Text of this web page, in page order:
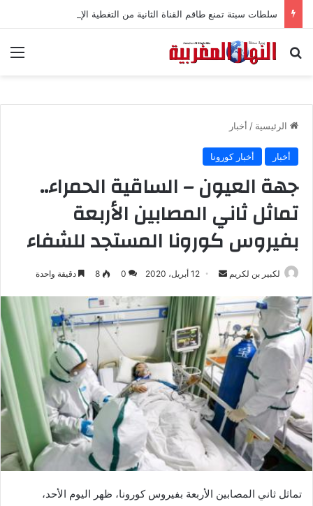
سلطات سبتة تمنع طاقم القناة الثانية من التغطية الإعلامية
بحث عن
الرئيسية / أخبار
أخبار أخبار كورونا
جهة العيون – الساقية الحمراء..
تماثل ثاني المصابين الأربعة
بفيروس كورونا المستجد للشفاء
لكبير بن لكريم
س
ل
ر
ي
د
ك
12 أبريل، 2020 0
8 دقيقة واحدة
تماثل ثاني المصابين الأربعة بفيروس كورونا، ظهر اليوم الأحد،